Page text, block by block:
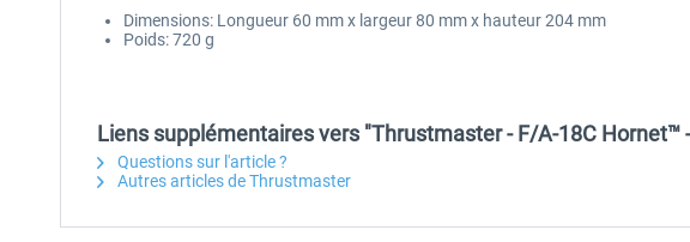
Dimensions: Longueur 60 mm x largeur 80 mm x hauteur 204 mm
Poids: 720 g
Liens supplémentaires vers "Thrustmaster - F/A-18C Hornet™
Questions sur l'article ?
Autres articles de Thrustmaster